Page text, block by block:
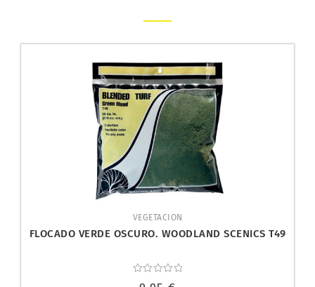
VEGETACION
FLOCADO VERDE OSCURO. WOODLAND SCENICS T49